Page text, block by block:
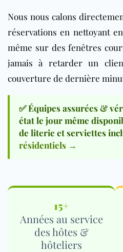
Nous nous calons
réservations en nettoyant
même sur des fenêtres
jamais à retarder un
couverture de dernière
✅ Équipes assurées &
état le jour même
de literie et serviettes
résidentiels →
15+
Années au service
des hôtes &
hôteliers